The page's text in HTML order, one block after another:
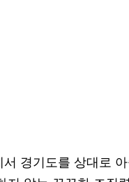
경기도를 상대로